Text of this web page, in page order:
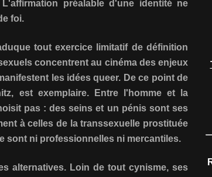
préalable d'une identité ne
foi.
tout exercice limitatif de définition
concentrent au cinéma des enjeux
les idées queer. De ce point de
est exemplaire. Entre l'homme et la
pas : des seins et un pénis sont ses
à celles de la transsexuelle prostituée
sont ni professionnelles ni mercantiles.
alternatives. Loin de tout cynisme, ses